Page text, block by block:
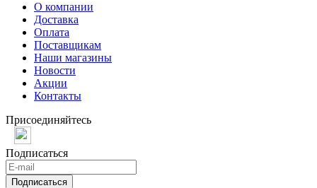
О компании
Доставка
Оплата
Поставщикам
Наши магазины
Новости
Акции
Контакты
Присоединяйтесь
Подписаться